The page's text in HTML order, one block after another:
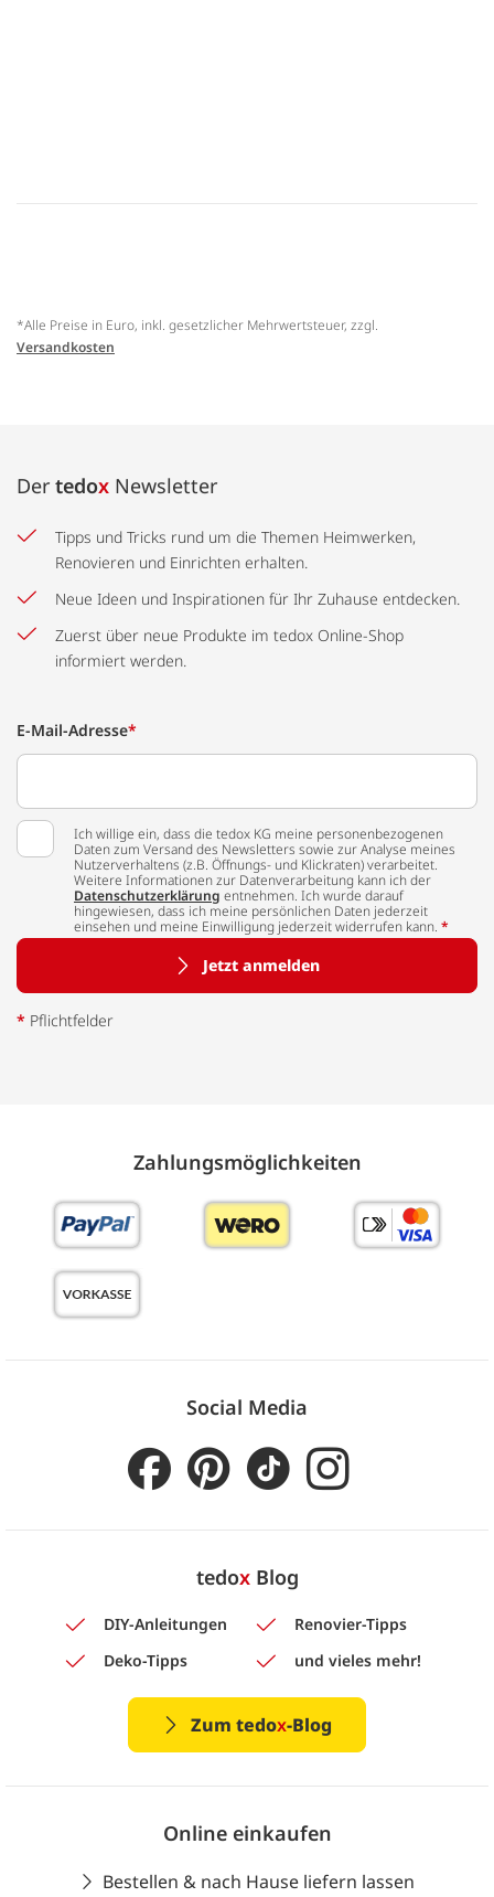
*Alle Preise in Euro, inkl. gesetzlicher Mehrwertsteuer, zzgl.
Versandkosten
Der tedox Newsletter
Tipps und Tricks rund um die Themen Heimwerken,
Renovieren und Einrichten erhalten.
Neue Ideen und Inspirationen für Ihr Zuhause entdecken.
Zuerst über neue Produkte im tedox Online-Shop
informiert werden.
E-Mail-Adresse*
Ich willige ein, dass die tedox KG meine personenbezogenen
Daten zum Versand des Newsletters sowie zur Analyse meines
Nutzerverhaltens (z.B. Öffnungs- und Klickraten) verarbeitet.
Weitere Informationen zur Datenverarbeitung kann ich der
Datenschutzerklärung entnehmen. Ich wurde darauf
hingewiesen, dass ich meine persönlichen Daten jederzeit
einsehen und meine Einwilligung jederzeit widerrufen kann. *
Jetzt anmelden
* Pflichtfelder
Zahlungs­möglich­keiten
Social Media
tedoxBlog
DIY-Anleitungen
Renovier-Tipps
Deko-Tipps
und vieles mehr!
Zum tedox-Blog
Online einkaufen
Bestellen & nach Hause liefern lassen